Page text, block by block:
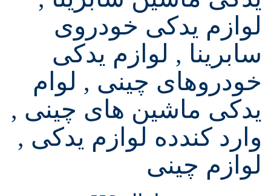
لوازم یدکی خودروی
سابرینا , لوازم یدکی
خودروهای چینی , لوام
یدکی ماشین های چینی ,
وارد کندده لوازم یدکی ,
لوازم چینی